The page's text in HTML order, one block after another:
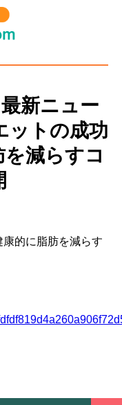
新ニュー
ットの成功
減らすコ
的に脂肪を減らす